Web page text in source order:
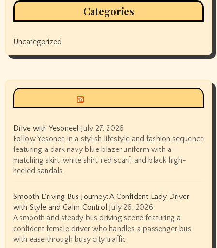
Categories
Uncategorized
Drive with Yesonee! July 27, 2026
Follow Yesonee in a stylish lifestyle and fashion sequence
featuring a dark navy blue blazer uniform with a
matching skirt, white shirt, red scarf, and black high-
heeled sandals.
Smooth Driving Bus Journey: A Confident Lady Driver
with Style and Calm Control July 26, 2026
A smooth and steady bus driving scene featuring a
confident female driver who handles a passenger bus
with ease through busy city traffic.